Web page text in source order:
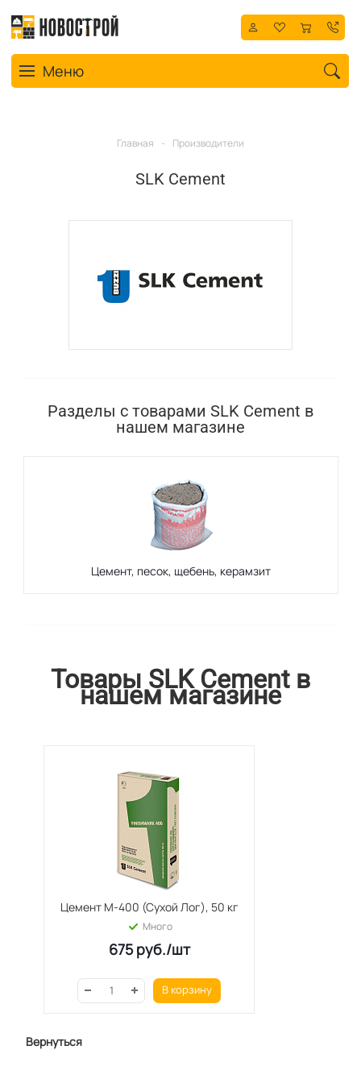
Toggle navigation
Меню
Главная - Производители
SLK Cement
Разделы с товарами SLK Cement в
нашем магазине
Цемент, песок, щебень, керамзит
Товары SLK Cement в
нашем магазине
Цемент М-400 (Сухой Лог), 50 кг
Много
675руб./шт
В корзину
Вернуться